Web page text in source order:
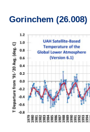
Gorinchem (26.008)